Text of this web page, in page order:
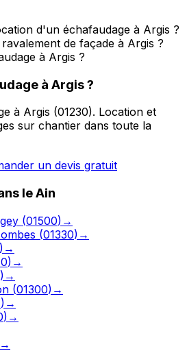
d'un échafaudage à Argis ?
de façade à Argis ?
à Argis ?
à Argis?
à Argis (01230). Location et
sur chantier dans toute la
un devis gratuit
leAin
(01500) →
(01330) →
) →
) →
) →
(01300) →
) →
) →
→